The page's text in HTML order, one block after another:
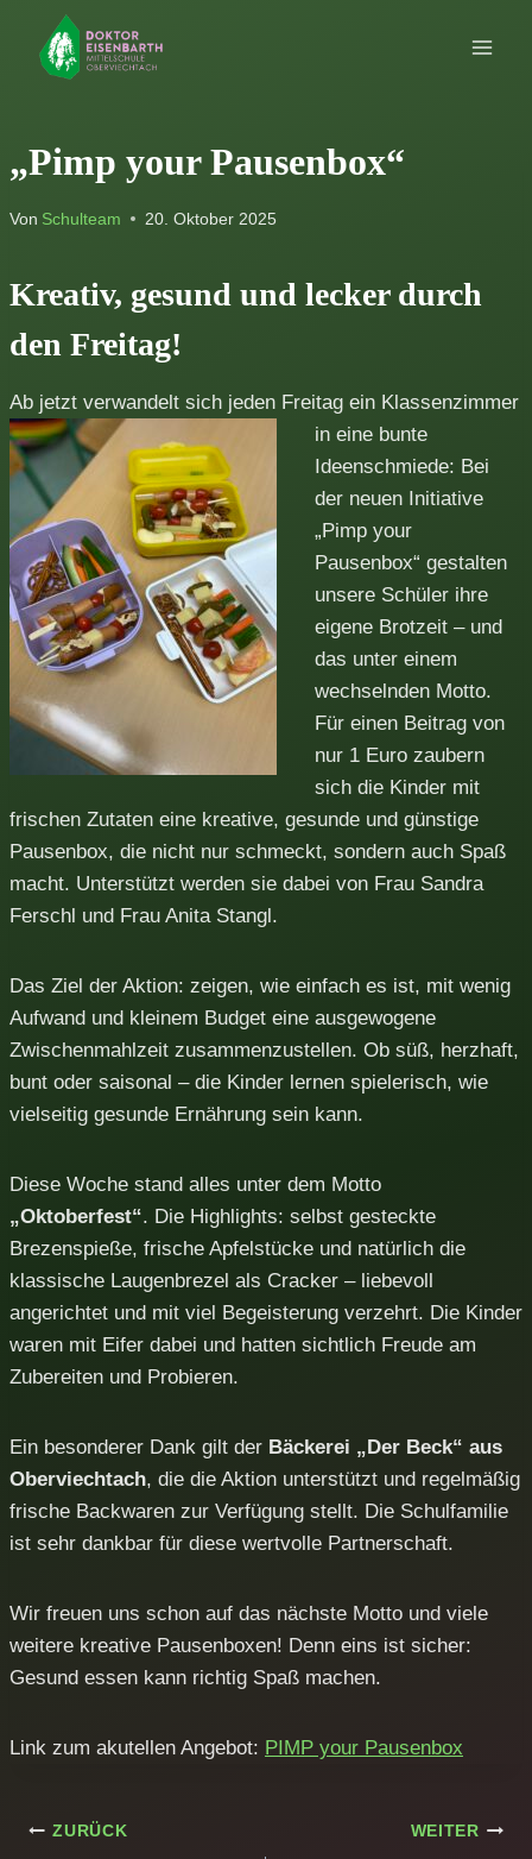
Inhalt
springen
„Pimp your Pausenbox“
Von Schulteam 20. Oktober 2025
Kreativ, gesund und lecker durch
den Freitag!
Ab jetzt verwandelt sich jeden Freitag ein Klassenzimmer
in eine bunte
Ideenschmiede: Bei
der neuen Initiative
„Pimp your
Pausenbox“ gestalten
unsere Schüler ihre
eigene Brotzeit – und
das unter einem
wechselnden Motto.
Für einen Beitrag von
nur 1 Euro zaubern
sich die Kinder mit
frischen Zutaten eine kreative, gesunde und günstige
Pausenbox, die nicht nur schmeckt, sondern auch Spaß
macht. Unterstützt werden sie dabei von Frau Sandra
Ferschl und Frau Anita Stangl.
Das Ziel der Aktion: zeigen, wie einfach es ist, mit wenig
Aufwand und kleinem Budget eine ausgewogene
Zwischenmahlzeit zusammenzustellen. Ob süß, herzhaft,
bunt oder saisonal – die Kinder lernen spielerisch, wie
vielseitig gesunde Ernährung sein kann.
Diese Woche stand alles unter dem Motto
„Oktoberfest“. Die Highlights: selbst gesteckte
Brezenspieße, frische Apfelstücke und natürlich die
klassische Laugenbrezel als Cracker – liebevoll
angerichtet und mit viel Begeisterung verzehrt. Die Kinder
waren mit Eifer dabei und hatten sichtlich Freude am
Zubereiten und Probieren.
Ein besonderer Dank gilt der Bäckerei „Der Beck“ aus
Oberviechtach, die die Aktion unterstützt und regelmäßig
frische Backwaren zur Verfügung stellt. Die Schulfamilie
ist sehr dankbar für diese wertvolle Partnerschaft.
Wir freuen uns schon auf das nächste Motto und viele
weitere kreative Pausenboxen! Denn eins ist sicher:
Gesund essen kann richtig Spaß machen.
Link zum akutellen Angebot: PIMP your Pausenbox
Beitragsnavigation
ZURÜCK WEITER